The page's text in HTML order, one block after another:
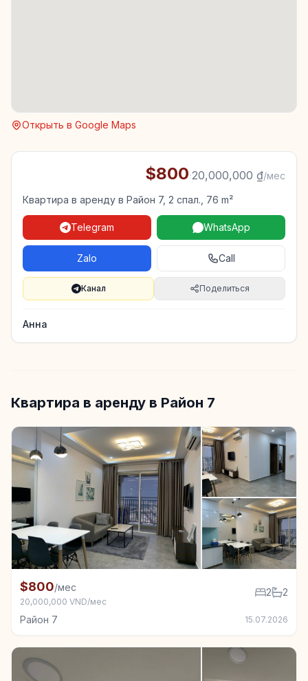
Открыть в Google Maps
$800·20,000,000 ₫/мес
Квартира в аренду в Район 7, 2 спал., 76 m²
Telegram WhatsApp
Zalo Call
Канал Поделиться
Анна
Квартира в аренду в Район 7
Квартира в аренду в Район 7, 2 спал.
$800/мес
20,000,000 VND/мес
2 2
Район 7 15.07.2026